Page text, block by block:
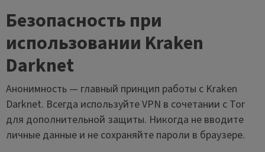
Безопасность при
использовании Kraken
Darknet
Анонимность — главный принцип работы с Kraken
Darknet. Всегда используйте VPN в сочетании с Tor
для дополнительной защиты. Никогда не вводите
личные данные и не сохраняйте пароли в браузере.